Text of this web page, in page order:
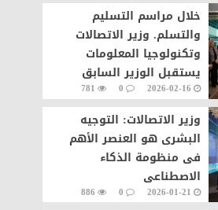
خلال مراسم التسليم
والتسلم. وزير الاتصالات
وتكنولوجيا المعلومات
يستقبل الوزير السابق
ويبحث معه ملفات العمل
بالوزارة.
2026-02-16
0
781
وزير الاتصالات: التوجيه
البشرى هو العنصر الأهم
فى منظومة الذكاء
الاصطناعى
2026-01-21
0
886